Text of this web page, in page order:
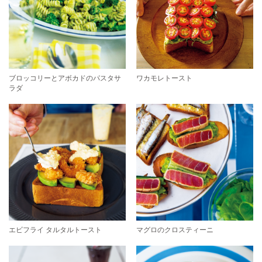
ブロッコリーとアボカドのパスタサ
ラダ
ワカモレトースト
エビフライ タルタルトースト マグロのクロスティーニ